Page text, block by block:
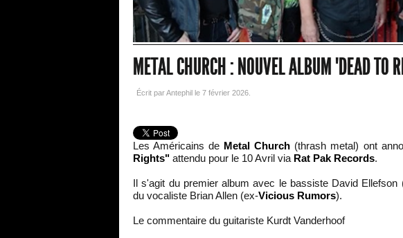
METAL CHURCH : NOUVEL ALBUM "DEAD TO
Écrit par Antephil le 7 février 2026
Les Américains de Metal Church (thrash metal) ont
Rights" attendu pour le 10 Avril via Rat Pak Records.
Il s'agit du premier album avec le bassiste David Ellefson
du vocaliste Brian Allen (ex-Vicious Rumors).
Le commentaire du guitariste Kurdt Vanderhoof